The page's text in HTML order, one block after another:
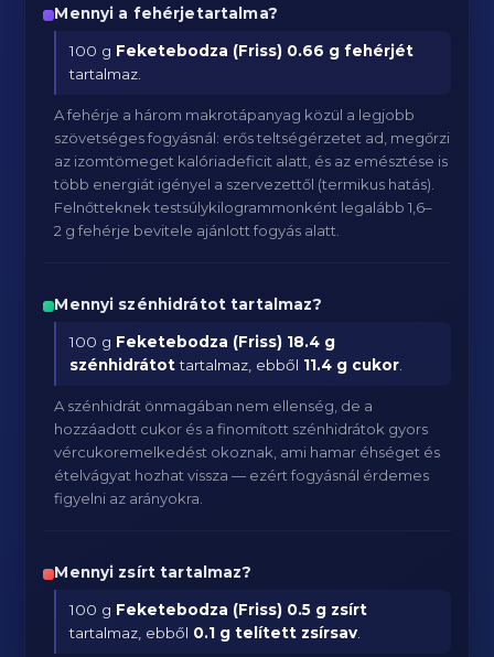
Mennyi a fehérjetartalma?
100 g Feketebodza (Friss) 0.66 g fehérjét
tartalmaz.
A fehérje a három makrotápanyag közül a legjobb
szövetséges fogyásnál: erős teltségérzetet ad, megőrzi
az izomtömeget kalóriadeficit alatt, és az emésztése is
több energiát igényel a szervezettől (termikus hatás).
Felnőtteknek testsúlykilogrammonként legalább 1,6–
2 g fehérje bevitele ajánlott fogyás alatt.
Mennyi szénhidrátot tartalmaz?
100 g Feketebodza (Friss) 18.4 g
szénhidrátottartalmaz, ebből 11.4 g cukor
A szénhidrát önmagában nem ellenség, de a
hozzáadott cukor és a finomított szénhidrátok gyors
vércukoremelkedést okoznak, ami hamar éhséget és
ételvágyat hozhat vissza — ezért fogyásnál érdemes
figyelni az arányokra.
Mennyi zsírt tartalmaz?
100 g Feketebodza (Friss) 0.5 g zsírt
tartalmaz, ebből 0.1 g telített zsírsav